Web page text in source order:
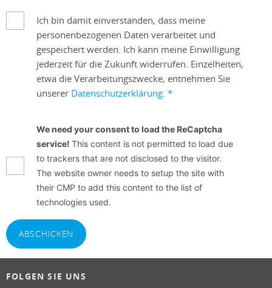
Ich bin damit einverstanden, dass meine
personenbezogenen Daten verarbeitet und
gespeichert werden. Ich kann meine Einwilligung
jederzeit für die Zukunft widerrufen. Einzelheiten,
etwa die Verarbeitungszwecke, entnehmen Sie
unserer Datenschutzerklärung. *
We need your consent to load the ReCaptcha
service! This content is not permitted to load due
to trackers that are not disclosed to the visitor.
The website owner needs to setup the site with
their CMP to add this content to the list of
technologies used.
ABSCHICKEN
FOLGEN SIE UNS